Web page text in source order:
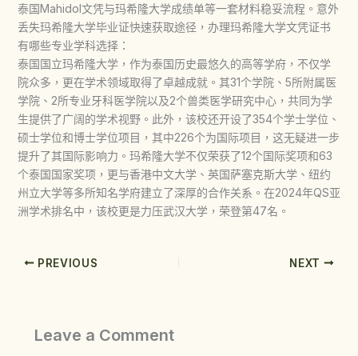
泰国Mahidol文凭与玛希隆大学成绩单等一套材料稳妥流程。意外
丢失玛希隆大学毕业证快速获取途径，办理玛希隆大学文凭证书
有哪些专业学科选择：
泰国国立玛希隆大学，作为泰国历史最悠久的高等学府，不仅学
院众多，更在学术领域取得了卓越成就。其31个学院、5所附属医
学院、2所专业牙科医学院以及2个兽类医学研究中心，共同为学
生提供了广阔的学术视野。此外，该校还开设了354个学士学位、
硕士学位和博士学位项目，其中226个为国际项目，这无疑进一步
提升了其国际影响力。玛希隆大学不仅荣获了12个国际奖项和63
个泰国国家奖项，更与香港中文大学、英国萨塞克斯大学、纽约
州立大学等多所知名学府建立了深厚的合作关系。在2024年QS亚
洲学术排名中，该校更是力压武汉大学，荣登第47名。
PREVIOUS NEXT
Leave a Comment